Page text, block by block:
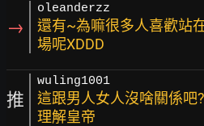
→
oleanderzz
還有~為嘛很多人喜歡站
場呢XDDD
推
wuling1001
這跟男人女人沒啥關係吧
理解皇帝